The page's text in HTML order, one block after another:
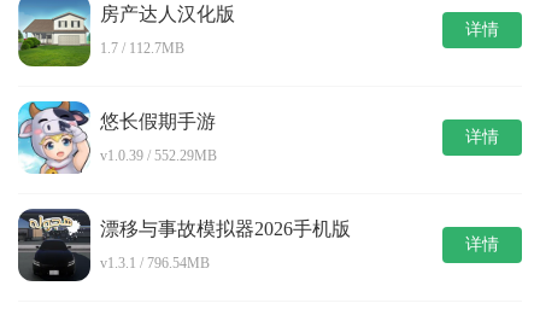
房产达人汉化版
1.7 / 112.7MB
详情
悠长假期手游
v1.0.39 / 552.29MB
详情
漂移与事故模拟器2026手机版
v1.3.1 / 796.54MB
详情